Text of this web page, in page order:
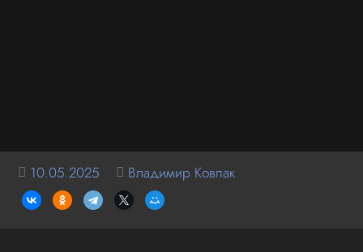
10.05.2025 Владимир Ковпак